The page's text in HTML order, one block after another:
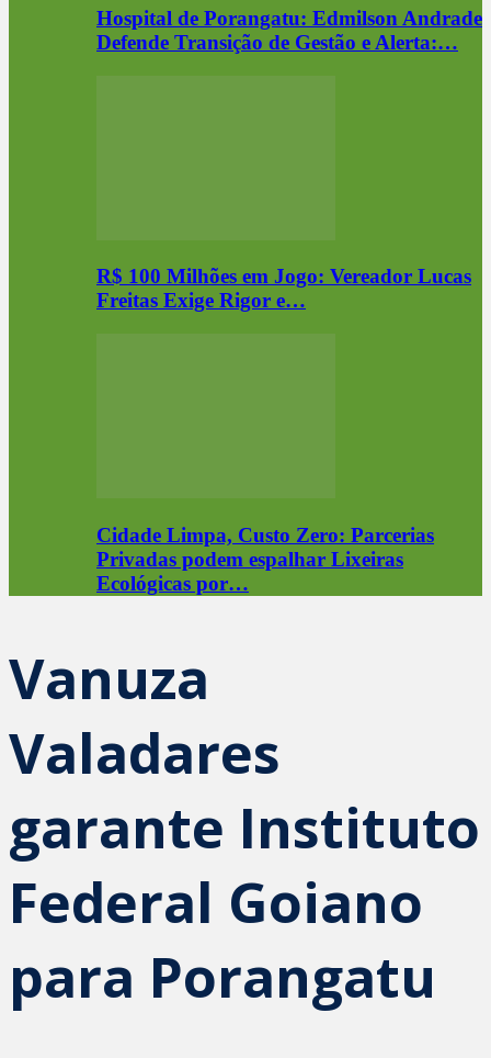
Hospital de Porangatu: Edmilson Andrade
Defende Transição de Gestão e Alerta:…
R$ 100 Milhões em Jogo: Vereador Lucas
Freitas Exige Rigor e…
Cidade Limpa, Custo Zero: Parcerias
Privadas podem espalhar Lixeiras
Ecológicas por…
Vanuza
Valadares
garante Instituto
Federal Goiano
para Porangatu